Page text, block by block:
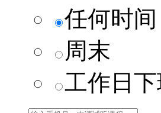
任何时间
周末
工作日